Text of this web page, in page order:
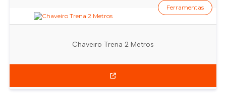
Chaveiro Trena 2 Metros
Ferramentas